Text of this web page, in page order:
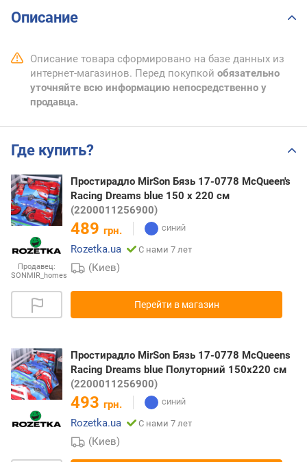
Описание
Описание товара сформировано на базе данных из
интернет-магазинов. Перед покупкой обязательно
уточняйте всю информацию непосредственно у
продавца.
Где купить?
Продавец:
SONMIR_homes
Простирадло MirSon Бязь 17-0778 McQueen's
Racing Dreams blue 150 х 220 см
(2200011256900)
489 грн.
Rozetka.ua
С нами 7 лет
(Киев)
Перейти в магазин
Простирадло MirSon Бязь 17-0778 McQueens
Racing Dreams blue Полуторний 150х220 см
(2200011256900)
493 грн.
Rozetka.ua
С нами 7 лет
(Киев)